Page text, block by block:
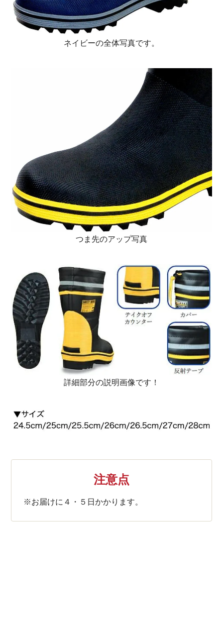
ネイビーの全体写真です。
つま先のアップ写真
詳細部分の説明画像です！
注意点
※お届けに４・５日かかります。